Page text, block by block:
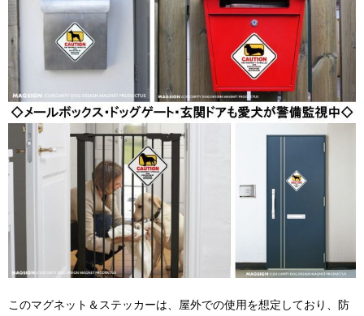
このマグネット＆ステッカーは、屋外での使用を想定しており、防